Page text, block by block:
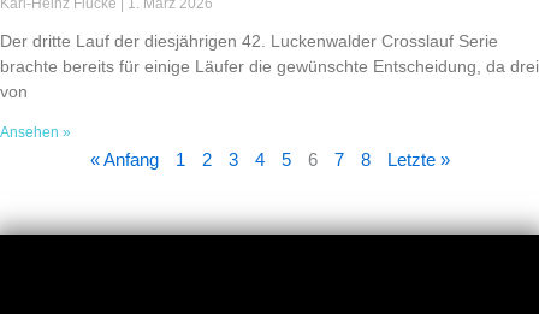
Karl-Heinz Flucke 1. März 2026
Der dritte Lauf der diesjährigen 42. Luckenwalder Crosslauf Serie
brachte bereits für einige Läufer die gewünschte Entscheidung, da drei
von
Ansehen »
« Anfang 1 2 3 4 5 6 7 8 Letzte »